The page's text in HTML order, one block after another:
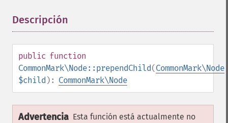
Descripción
public function
CommonMark\Node::prependChild(CommonMark\Node
$child ): CommonMark\Node
Advertencia Esta función está actualmente no